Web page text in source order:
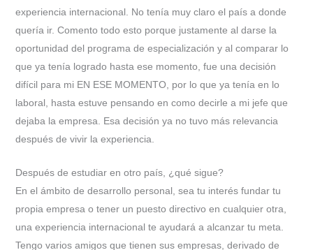
experiencia internacional. No tenía muy claro el país a donde
quería ir. Comento todo esto porque justamente al darse la
oportunidad del programa de especialización y al comparar lo
que ya tenía logrado hasta ese momento, fue una decisión
difícil para mi EN ESE MOMENTO, por lo que ya tenía en lo
laboral, hasta estuve pensando en como decirle a mi jefe que
dejaba la empresa. Esa decisión ya no tuvo más relevancia
después de vivir la experiencia.
Después de estudiar en otro país, ¿qué sigue?
En el ámbito de desarrollo personal, sea tu interés fundar tu
propia empresa o tener un puesto directivo en cualquier otra,
una experiencia internacional te ayudará a alcanzar tu meta.
Tengo varios amigos que tienen sus empresas, derivado de